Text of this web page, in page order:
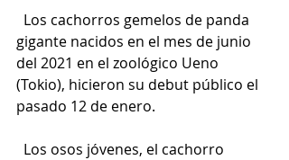
gigante nacidos en el mes de junio
del 2021 en el zoológico Ueno
(Tokio), hicieron su debut público el
pasado 12 de enero.